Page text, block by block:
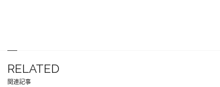
RELATED
関連記事